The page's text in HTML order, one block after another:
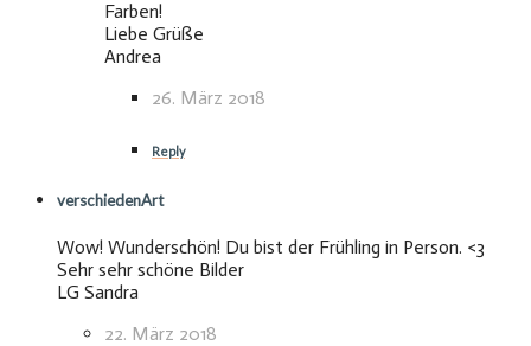
Farben!
Liebe Grüße
Andrea
26. März 2018
Reply
verschiedenArt
Wow! Wunderschön! Du bist der Frühling in Person. <3
Sehr sehr schöne Bilder
LG Sandra
22. März 2018